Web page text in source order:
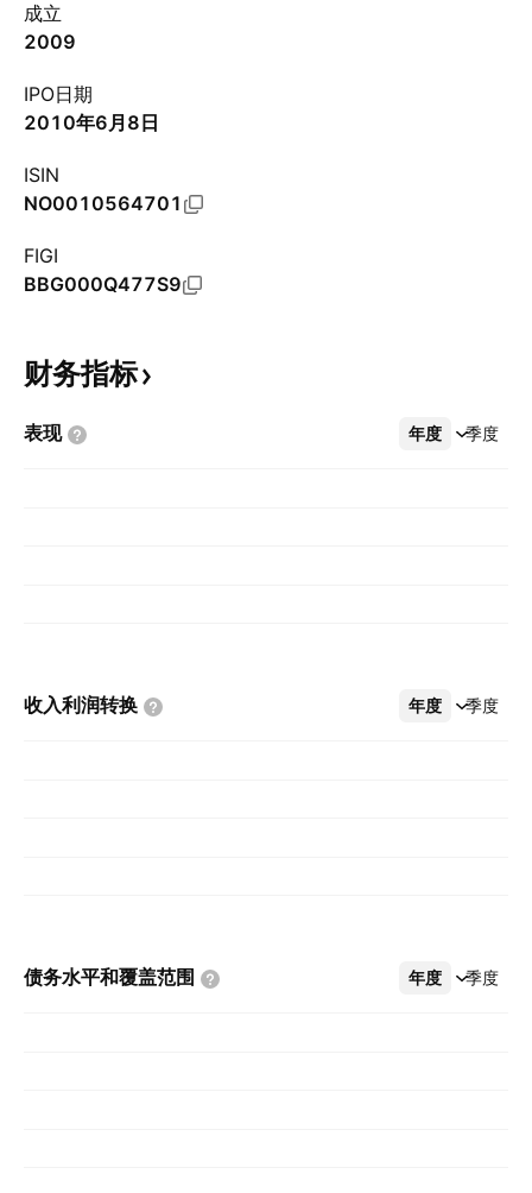
成立
2009
IPO日期
2010年6月8日
ISIN
NO0010564701
FIGI
BBG000Q477S9
财务指标
表现 年度 季度
更多
收入利润转换 年度 季度
更多
债务水平和覆盖范围 年度 季度
更多